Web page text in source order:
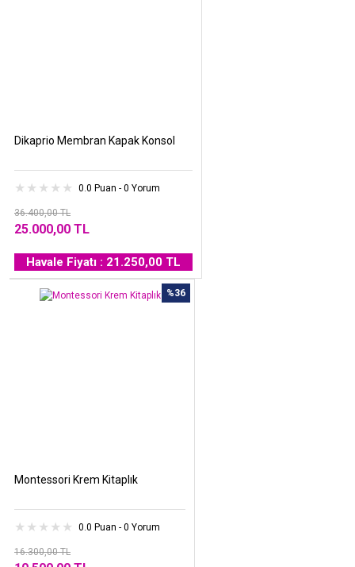
Dikaprio Membran Kapak Konsol
0.0 Puan - 0 Yorum
36.400,00 TL
25.000,00 TL
Havale Fiyatı : 21.250,00 TL
%36
Montessori Krem Kitaplık
0.0 Puan - 0 Yorum
16.300,00 TL